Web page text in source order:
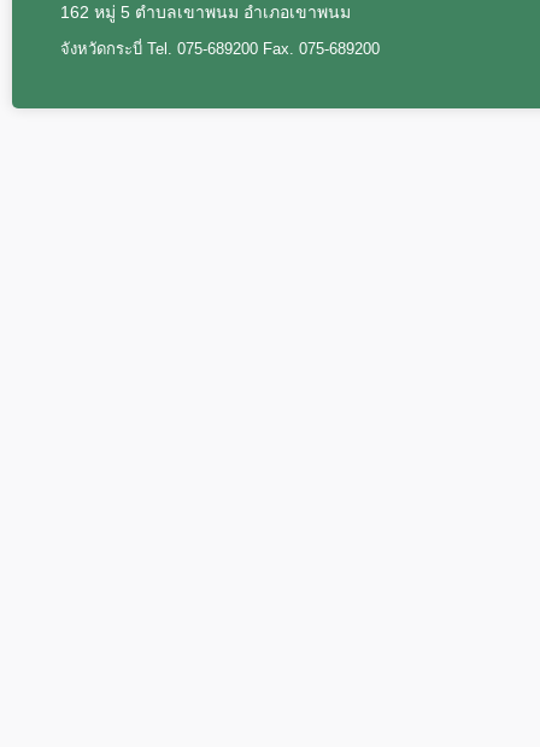
162 หมู่ 5 ตำบลเขาพนม อำเภอเขาพนม
จังหวัดกระบี่ Tel. 075-689200 Fax. 075-689200